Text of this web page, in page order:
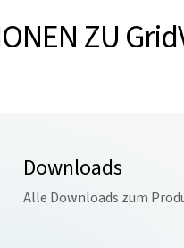
ZU
Downloads
Alle Downloads zum